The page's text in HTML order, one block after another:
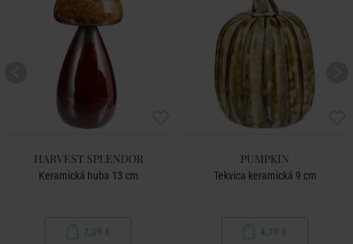
HARVEST SPLENDOR
Keramická huba 13 cm
7,29 €
PUMPKIN
Tekvica keramická 9 cm
4,79 €